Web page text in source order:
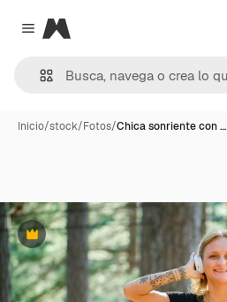
Close menu
Magnific
Inicio/stock/Fotos/Chica sonriente con …
Premium